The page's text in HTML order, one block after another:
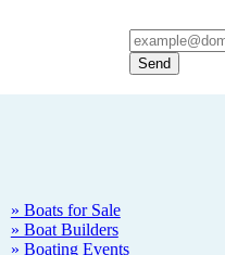
» Boats for Sale
» Boat Builders
» Boating Events